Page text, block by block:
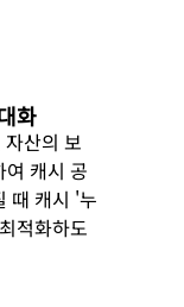
화
산의 보
캐시 공
때 캐시 '누
적화하도